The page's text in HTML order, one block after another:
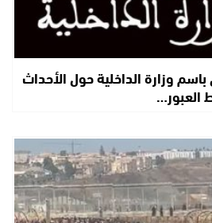
وزارة الداخلية حول الأحداث
العبور…